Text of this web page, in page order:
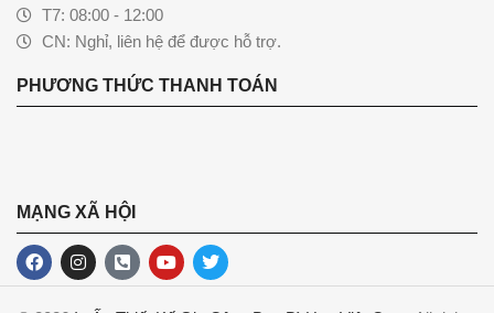
T7: 08:00 - 12:00
CN: Nghỉ, liên hệ để được hỗ trợ.
PHƯƠNG THỨC THANH TOÁN
MẠNG XÃ HỘI